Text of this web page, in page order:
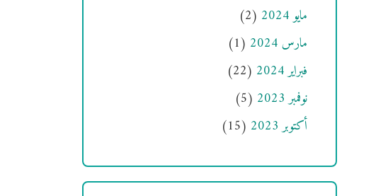
مايو 2024
(2)
مارس 2024
(1)
فبراير 2024
(22)
نوفمبر 2023
(5)
أكتوبر 2023
(15)